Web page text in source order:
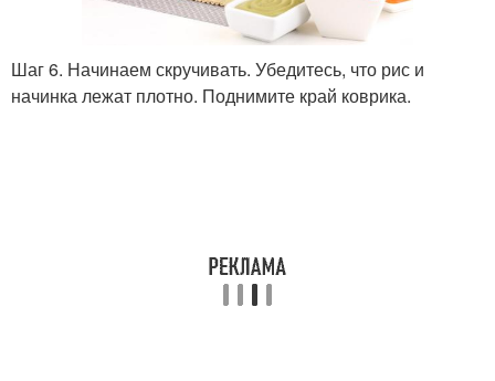
Шаг 6. Начинаем скручивать. Убедитесь, что рис и
начинка лежат плотно. Поднимите край коврика.